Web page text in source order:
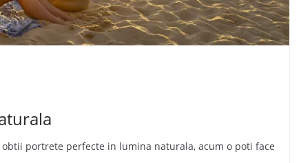
portrete perfecte in lumina naturala, acum o poti face